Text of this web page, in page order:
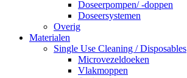
Doseerpompen/ -doppen
Doseersystemen
Overig
Materialen
Single Use Cleaning / Disposables
Microvezeldoeken
Vlakmoppen